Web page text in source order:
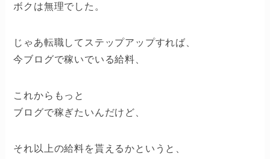
ボクは無理でした。
じゃあ転職してステップアップすれば、
今ブログで稼いでいる給料、
これからもっと
ブログで稼ぎたいんだけど、
それ以上の給料を貰えるかというと、